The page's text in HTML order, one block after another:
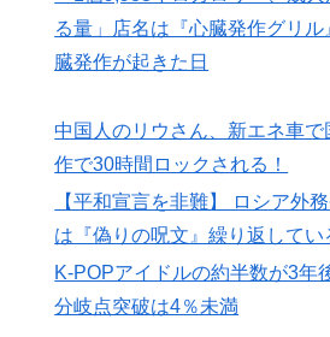
る量」店名は『心臓発作グリ
臓発作が起きた日
中国人のリウさん、新エネ車
作で30時間ロックされる！
【平和宣言を非難】 ロシア外
は『偽りの呪文』繰り返してい
K-POPアイドルの約半数が3
分岐点突破は4％未満